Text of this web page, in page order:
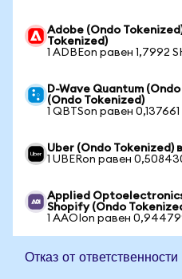
Adobe (Ondo
Tokenized)
1 ADBEon равен 1,7992
D-Wave Quantum
(Ondo Tokenized)
1 QBTSon равен
Uber (Ondo Tokenized)
1 UBERon равен
Applied
Shopify (Ondo
1 AAOIon равен
Отказ от ответственности